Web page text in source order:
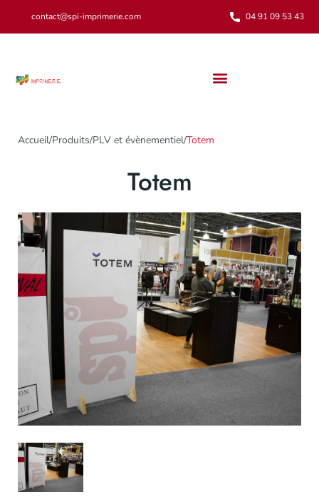
contact@spi-imprimerie.com 04 91 09 53 43
Accueil/Produits/PLV et évènementiel/Totem
Totem